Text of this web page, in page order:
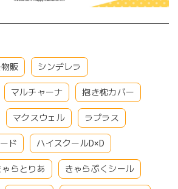
販 シンデレラ
マルチャーナ 抱き枕カバー
マクスウェル ラプラス
ド ハイスクールD×D
ゃらとりあ きゃらぷくシール